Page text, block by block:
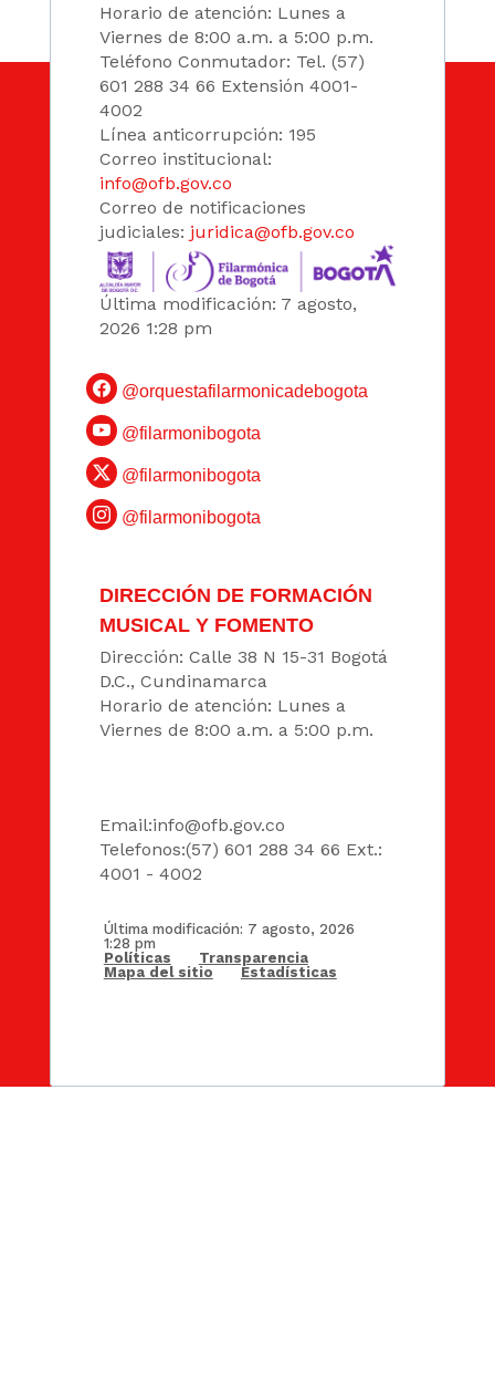
Horario de atención: Lunes a
Viernes de 8:00 a.m. a 5:00 p.m.
Teléfono Conmutador: Tel. (57)
601 288 34 66 Extensión 4001-
4002
Línea anticorrupción: 195
Correo institucional:
info@ofb.gov.co
Correo de notificaciones
judiciales: juridica@ofb.gov.co
Última modificación: 7 agosto,
2026 1:28 pm
@orquestafilarmonicadebogota
@filarmonibogota
@filarmonibogota
@filarmonibogota
DIRECCIÓN DE FORMACIÓN
MUSICAL Y FOMENTO
Dirección: Calle 38 N 15-31 Bogotá
D.C., Cundinamarca
Horario de atención: Lunes a
Viernes de 8:00 a.m. a 5:00 p.m.
Email:info@ofb.gov.co
Telefonos:(57) 601 288 34 66 Ext.:
4001 - 4002
Última modificación: 7 agosto, 2026
1:28 pm
Políticas
Transparencia
Mapa del sitio
Estadísticas